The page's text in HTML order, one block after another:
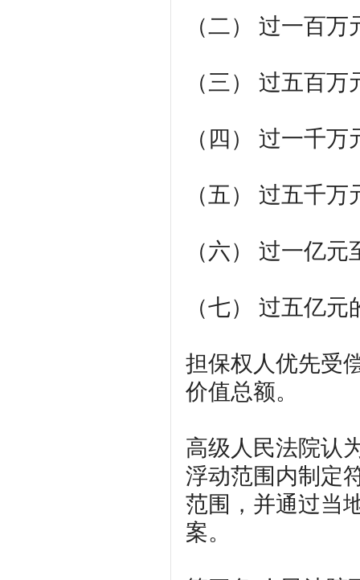
（二） 过一百
（三） 过五百
（四） 过一千
（五） 过五千
（六） 过一亿
（七） 过五亿
担保权人优先受
价值总额。
高级人民法院认
浮动范围内制定
范围，并通过当
案。